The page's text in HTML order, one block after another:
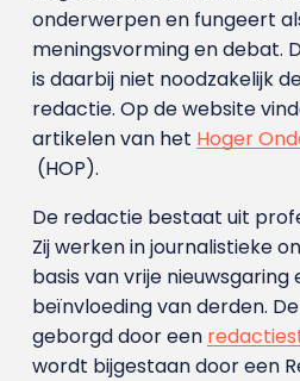
onderwerpen en fungeert
meningsvorming en debat.
is daarbij niet noodzakelijk
redactie. Op de website
artikelen van het Hoger
(HOP).
De redactie bestaat uit
Zij werken in journalistieke
basis van vrije nieuwsgaring
beïnvloeding van derden.
geborgd door een
wordt bijgestaan door een